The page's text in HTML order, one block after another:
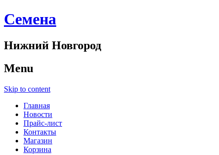
Cемена
Нижний Новгород
Menu
Skip to content
Главная
Новости
Прайс-лист
Контакты
Магазин
Корзина